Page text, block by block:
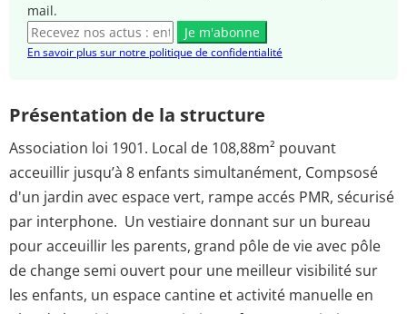
mail.
Je m'abonne
En savoir plus sur notre politique de confidentialité
Présentation de la structure
Association loi 1901. Local de 108,88m² pouvant
acceuillir jusqu’à 8 enfants simultanément, Compsosé
d'un jardin avec espace vert, rampe accés PMR, sécurisé
par interphone. Un vestiaire donnant sur un bureau
pour acceuillir les parents, grand pôle de vie avec pôle
de change semi ouvert pour une meilleur visibilité sur
les enfants, un espace cantine et activité manuelle en